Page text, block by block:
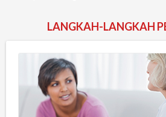
LANGKAH-LANGKAH